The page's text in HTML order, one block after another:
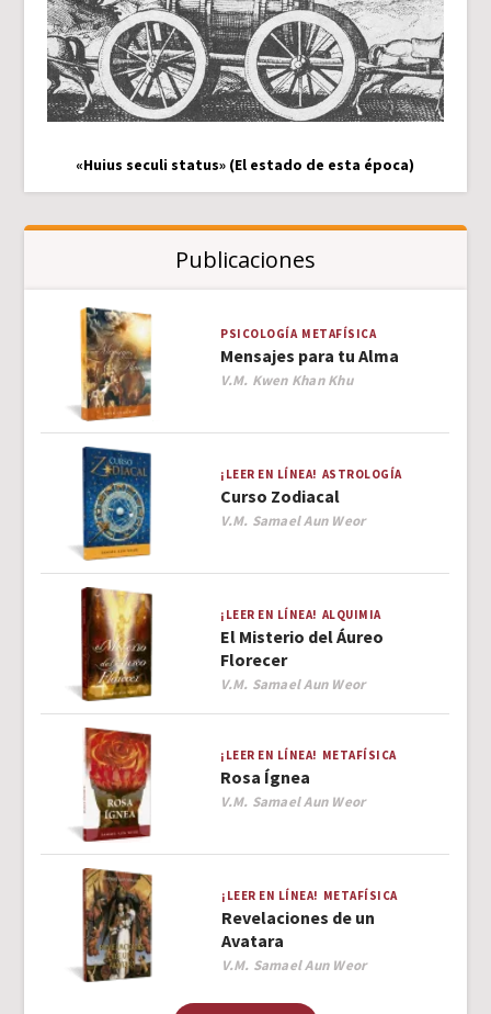
«Huius seculi status» (El estado de esta época)
Publicaciones
PSICOLOGÍA METAFÍSICA
Mensajes para tu Alma
Author
V.M. Kwen Khan Khu
¡LEER EN LÍNEA! ASTROLOGÍA
Curso Zodiacal
Author
V.M. Samael Aun Weor
¡LEER EN LÍNEA! ALQUIMIA
El Misterio del Áureo
Florecer
Author
V.M. Samael Aun Weor
¡LEER EN LÍNEA! METAFÍSICA
Rosa Ígnea
Author
V.M. Samael Aun Weor
¡LEER EN LÍNEA! METAFÍSICA
Revelaciones de un
Avatara
Author
V.M. Samael Aun Weor